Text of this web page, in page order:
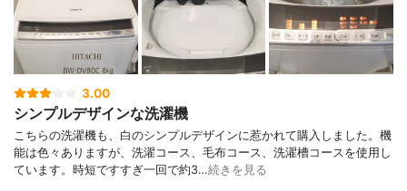
3.00
シンプルデザインな洗濯機
こちらの洗濯機も、白のシンプルデザインに惹かれて購入しました。機
能は色々ありますが、洗濯コース、毛布コース、洗濯槽コースを使用し
ています。時短ですすぎ一回で約3…続きを見る